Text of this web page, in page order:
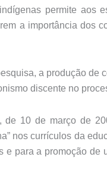
permite aos
a importância dos
a produção de
discente no
de 10 de março de
nos currículos da
para a promoção de